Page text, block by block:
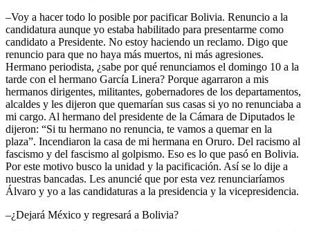
–Voy a hacer todo lo posible por pacificar Bolivia. Renuncio a la
candidatura aunque yo estaba habilitado para presentarme como
candidato a Presidente. No estoy haciendo un reclamo. Digo que
renuncio para que no haya más muertos, ni más agresiones.
Hermano periodista, ¿sabe por qué renunciamos el domingo 10 a la
tarde con el hermano García Linera? Porque agarraron a mis
hermanos dirigentes, militantes, gobernadores de los departamentos,
alcaldes y les dijeron que quemarían sus casas si yo no renunciaba a
mi cargo. Al hermano del presidente de la Cámara de Diputados le
dijeron: “Si tu hermano no renuncia, te vamos a quemar en la
plaza”. Incendiaron la casa de mi hermana en Oruro. Del racismo al
fascismo y del fascismo al golpismo. Eso es lo que pasó en Bolivia.
Por este motivo busco la unidad y la pacificación. Así se lo dije a
nuestras bancadas. Les anuncié que por esta vez renunciaríamos
Álvaro y yo a las candidaturas a la presidencia y la vicepresidencia.
–¿Dejará México y regresará a Bolivia?